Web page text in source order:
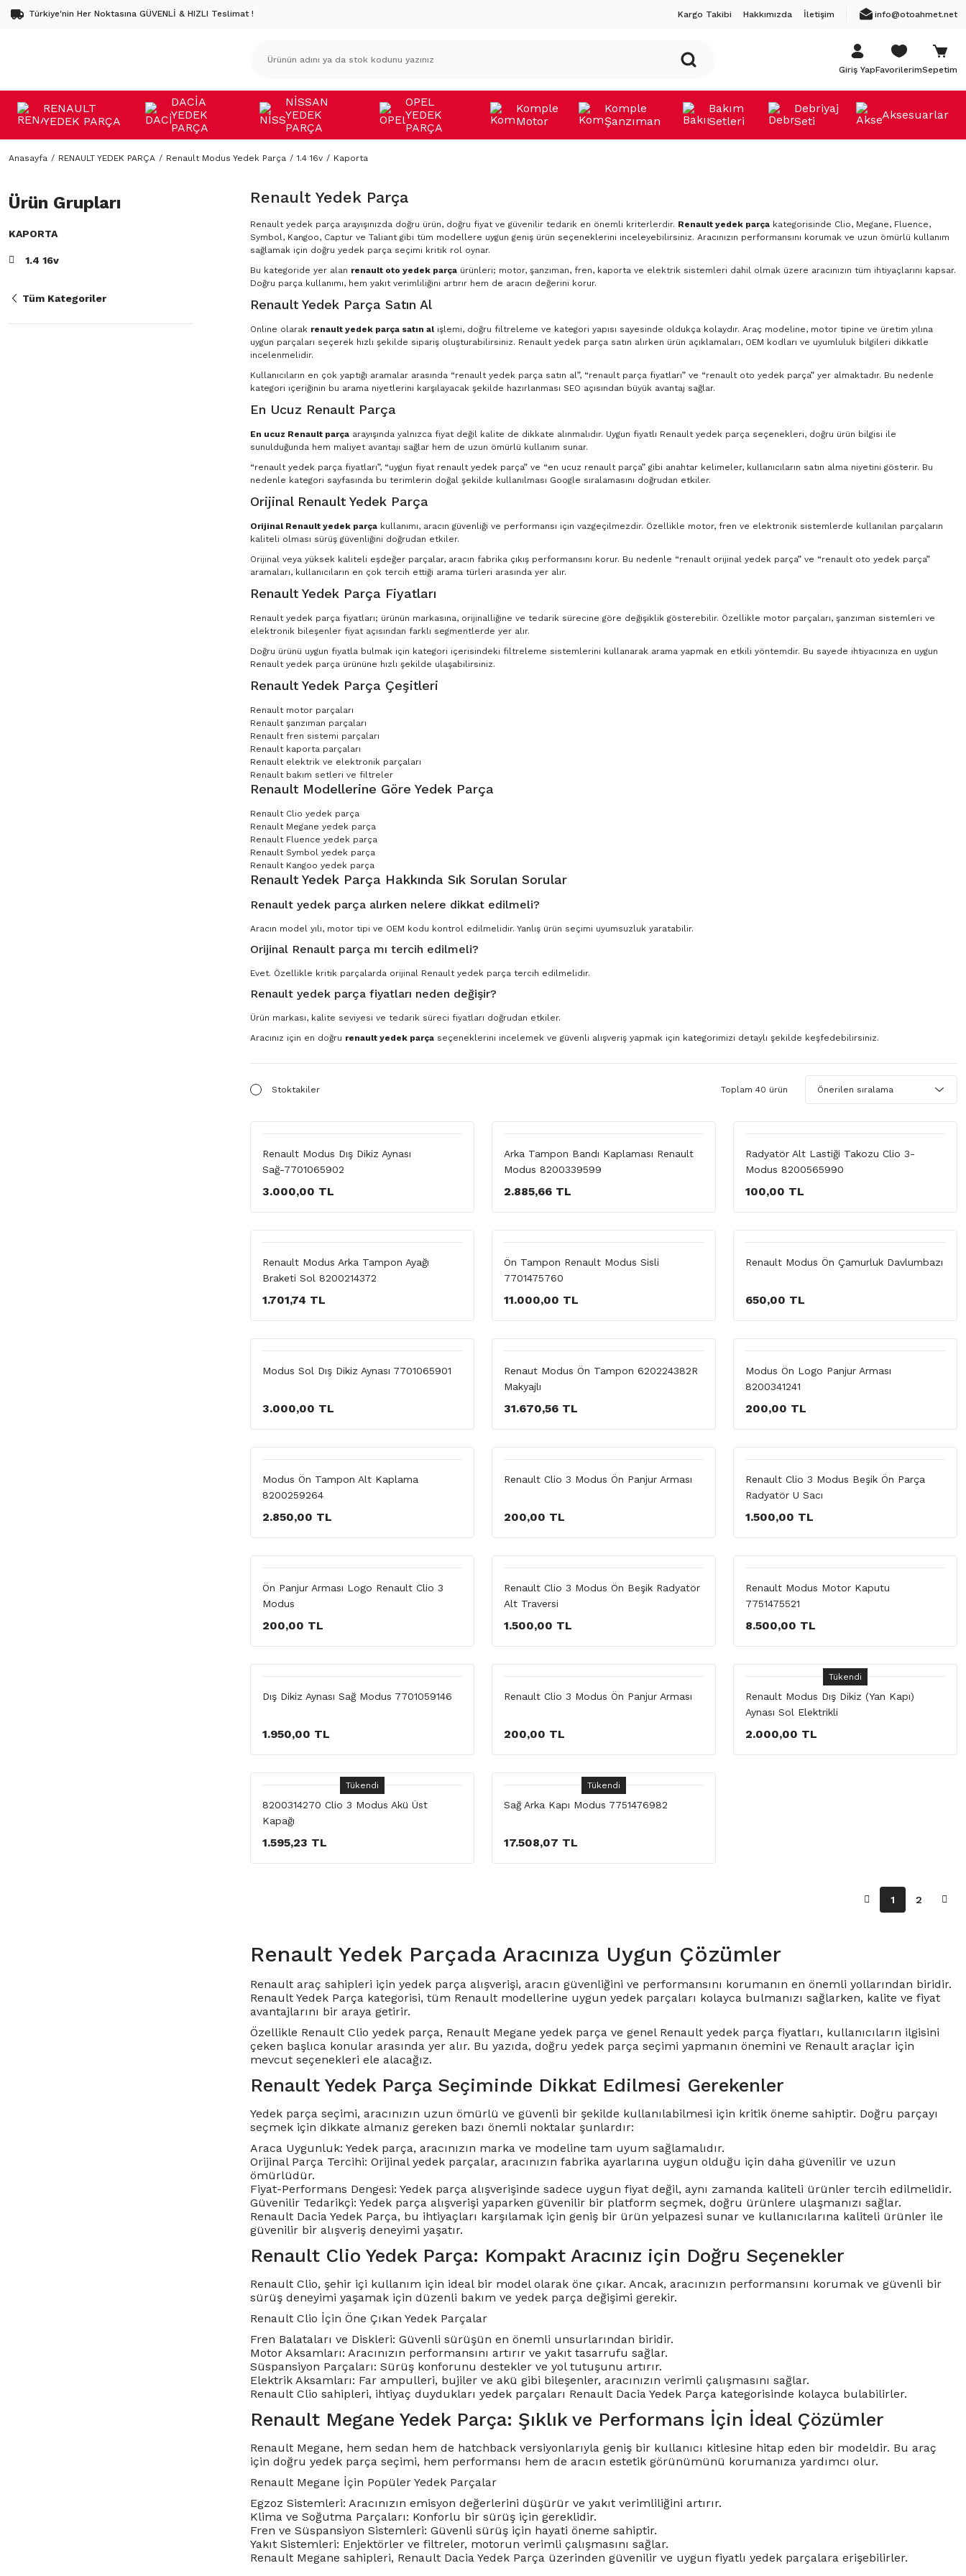
Türkiye'nin Her Noktasına GÜVENLİ & HIZLI Teslimat ! Kargo Takibi Hakkımızda İletişim info@otoahmet.net
Giriş YapFavorilerimSepetim
RENAULT
YEDEK PARÇA
DACİA
YEDEK
PARÇA
NİSSAN
YEDEK
PARÇA
OPEL
YEDEK
PARÇA
Komple
Motor
Komple
Şanzıman
Bakım
Setleri
Debriyaj
Seti
Aksesuarlar
Anasayfa RENAULT YEDEK PARÇA Renault Modus Yedek Parça 1.4 16v Kaporta
Ürün Grupları
KAPORTA
1.4 16v
Tüm Kategoriler
Renault Yedek Parça
Renault yedek parça arayışınızda doğru ürün, doğru fiyat ve güvenilir tedarik en önemli kriterlerdir. Renault yedek parça kategorisinde Clio, Megane, Fluence,
Symbol, Kangoo, Captur ve Taliant gibi tüm modellere uygun geniş ürün seçeneklerini inceleyebilirsiniz. Aracınızın performansını korumak ve uzun ömürlü kullanım
sağlamak için doğru yedek parça seçimi kritik rol oynar.
Bu kategoride yer alan renault oto yedek parça ürünleri; motor, şanzıman, fren, kaporta ve elektrik sistemleri dahil olmak üzere aracınızın tüm ihtiyaçlarını kapsar.
Doğru parça kullanımı, hem yakıt verimliliğini artırır hem de aracın değerini korur.
Renault Yedek Parça Satın Al
Online olarak renault yedek parça satın al işlemi, doğru filtreleme ve kategori yapısı sayesinde oldukça kolaydır. Araç modeline, motor tipine ve üretim yılına
uygun parçaları seçerek hızlı şekilde sipariş oluşturabilirsiniz. Renault yedek parça satın alırken ürün açıklamaları, OEM kodları ve uyumluluk bilgileri dikkatle
incelenmelidir.
Kullanıcıların en çok yaptığı aramalar arasında “renault yedek parça satın al”, “renault parça fiyatları” ve “renault oto yedek parça” yer almaktadır. Bu nedenle
kategori içeriğinin bu arama niyetlerini karşılayacak şekilde hazırlanması SEO açısından büyük avantaj sağlar.
En Ucuz Renault Parça
En ucuz Renault parça arayışında yalnızca fiyat değil kalite de dikkate alınmalıdır. Uygun fiyatlı Renault yedek parça seçenekleri, doğru ürün bilgisi ile
sunulduğunda hem maliyet avantajı sağlar hem de uzun ömürlü kullanım sunar.
“renault yedek parça fiyatları”, “uygun fiyat renault yedek parça” ve “en ucuz renault parça” gibi anahtar kelimeler, kullanıcıların satın alma niyetini gösterir. Bu
nedenle kategori sayfasında bu terimlerin doğal şekilde kullanılması Google sıralamasını doğrudan etkiler.
Orijinal Renault Yedek Parça
Orijinal Renault yedek parça kullanımı, aracın güvenliği ve performansı için vazgeçilmezdir. Özellikle motor, fren ve elektronik sistemlerde kullanılan parçaların
kaliteli olması sürüş güvenliğini doğrudan etkiler.
Orijinal veya yüksek kaliteli eşdeğer parçalar, aracın fabrika çıkış performansını korur. Bu nedenle “renault orijinal yedek parça” ve “renault oto yedek parça”
aramaları, kullanıcıların en çok tercih ettiği arama türleri arasında yer alır.
Renault Yedek Parça Fiyatları
Renault yedek parça fiyatları; ürünün markasına, orijinalliğine ve tedarik sürecine göre değişiklik gösterebilir. Özellikle motor parçaları, şanzıman sistemleri ve
elektronik bileşenler fiyat açısından farklı segmentlerde yer alır.
Doğru ürünü uygun fiyatla bulmak için kategori içerisindeki filtreleme sistemlerini kullanarak arama yapmak en etkili yöntemdir. Bu sayede ihtiyacınıza en uygun
Renault yedek parça ürününe hızlı şekilde ulaşabilirsiniz.
Renault Yedek Parça Çeşitleri
Renault motor parçaları
Renault şanzıman parçaları
Renault fren sistemi parçaları
Renault kaporta parçaları
Renault elektrik ve elektronik parçaları
Renault bakım setleri ve filtreler
Renault Modellerine Göre Yedek Parça
Renault Clio yedek parça
Renault Megane yedek parça
Renault Fluence yedek parça
Renault Symbol yedek parça
Renault Kangoo yedek parça
Renault Yedek Parça Hakkında Sık Sorulan Sorular
Renault yedek parça alırken nelere dikkat edilmeli?
Aracın model yılı, motor tipi ve OEM kodu kontrol edilmelidir. Yanlış ürün seçimi uyumsuzluk yaratabilir.
Orijinal Renault parça mı tercih edilmeli?
Evet. Özellikle kritik parçalarda orijinal Renault yedek parça tercih edilmelidir.
Renault yedek parça fiyatları neden değişir?
Ürün markası, kalite seviyesi ve tedarik süreci fiyatları doğrudan etkiler.
Aracınız için en doğru renault yedek parça seçeneklerini incelemek ve güvenli alışveriş yapmak için kategorimizi detaylı şekilde keşfedebilirsiniz.
Stoktakiler Toplam 40 ürün
Renault Modus Dış Dikiz Aynası
Sağ-7701065902
3.000,00 TL
Arka Tampon Bandı Kaplaması Renault
Modus 8200339599
2.885,66 TL
Radyatör Alt Lastiği Takozu Clio 3-
Modus 8200565990
100,00 TL
Renault Modus Arka Tampon Ayağı
Braketi Sol 8200214372
1.701,74 TL
Ön Tampon Renault Modus Sisli
7701475760
11.000,00 TL
Renault Modus Ön Çamurluk Davlumbazı
650,00 TL
Modus Sol Dış Dikiz Aynası 7701065901
3.000,00 TL
Renaut Modus Ön Tampon 620224382R
Makyajlı
31.670,56 TL
Modus Ön Logo Panjur Arması
8200341241
200,00 TL
Modus Ön Tampon Alt Kaplama
8200259264
2.850,00 TL
Renault Clio 3 Modus Ön Panjur Arması
200,00 TL
Renault Clio 3 Modus Beşik Ön Parça
Radyatör U Sacı
1.500,00 TL
Ön Panjur Arması Logo Renault Clio 3
Modus
200,00 TL
Renault Clio 3 Modus Ön Beşik Radyatör
Alt Traversi
1.500,00 TL
Renault Modus Motor Kaputu
7751475521
8.500,00 TL
Dış Dikiz Aynası Sağ Modus 7701059146
1.950,00 TL
Renault Clio 3 Modus Ön Panjur Arması
200,00 TL
Tükendi
Renault Modus Dış Dikiz (Yan Kapı)
Aynası Sol Elektrikli
2.000,00 TL
Tükendi
8200314270 Clio 3 Modus Akü Üst
Kapağı
1.595,23 TL
Tükendi
Sağ Arka Kapı Modus 7751476982
17.508,07 TL
1 2
Renault Yedek Parçada Aracınıza Uygun Çözümler
Renault araç sahipleri için yedek parça alışverişi, aracın güvenliğini ve performansını korumanın en önemli yollarından biridir.
Renault Yedek Parça kategorisi, tüm Renault modellerine uygun yedek parçaları kolayca bulmanızı sağlarken, kalite ve fiyat
avantajlarını bir araya getirir.
Özellikle Renault Clio yedek parça, Renault Megane yedek parça ve genel Renault yedek parça fiyatları, kullanıcıların ilgisini
çeken başlıca konular arasında yer alır. Bu yazıda, doğru yedek parça seçimi yapmanın önemini ve Renault araçlar için
mevcut seçenekleri ele alacağız.
Renault Yedek Parça Seçiminde Dikkat Edilmesi Gerekenler
Yedek parça seçimi, aracınızın uzun ömürlü ve güvenli bir şekilde kullanılabilmesi için kritik öneme sahiptir. Doğru parçayı
seçmek için dikkate almanız gereken bazı önemli noktalar şunlardır:
Araca Uygunluk: Yedek parça, aracınızın marka ve modeline tam uyum sağlamalıdır.
Orijinal Parça Tercihi: Orijinal yedek parçalar, aracınızın fabrika ayarlarına uygun olduğu için daha güvenilir ve uzun
ömürlüdür.
Fiyat-Performans Dengesi: Yedek parça alışverişinde sadece uygun fiyat değil, aynı zamanda kaliteli ürünler tercih edilmelidir.
Güvenilir Tedarikçi: Yedek parça alışverişi yaparken güvenilir bir platform seçmek, doğru ürünlere ulaşmanızı sağlar.
Renault Dacia Yedek Parça, bu ihtiyaçları karşılamak için geniş bir ürün yelpazesi sunar ve kullanıcılarına kaliteli ürünler ile
güvenilir bir alışveriş deneyimi yaşatır.
Renault Clio Yedek Parça: Kompakt Aracınız için Doğru Seçenekler
Renault Clio, şehir içi kullanım için ideal bir model olarak öne çıkar. Ancak, aracınızın performansını korumak ve güvenli bir
sürüş deneyimi yaşamak için düzenli bakım ve yedek parça değişimi gerekir.
Renault Clio İçin Öne Çıkan Yedek Parçalar
Fren Balataları ve Diskleri: Güvenli sürüşün en önemli unsurlarından biridir.
Motor Aksamları: Aracınızın performansını artırır ve yakıt tasarrufu sağlar.
Süspansiyon Parçaları: Sürüş konforunu destekler ve yol tutuşunu artırır.
Elektrik Aksamları: Far ampulleri, bujiler ve akü gibi bileşenler, aracınızın verimli çalışmasını sağlar.
Renault Clio sahipleri, ihtiyaç duydukları yedek parçaları Renault Dacia Yedek Parça kategorisinde kolayca bulabilirler.
Renault Megane Yedek Parça: Şıklık ve Performans İçin İdeal Çözümler
Renault Megane, hem sedan hem de hatchback versiyonlarıyla geniş bir kullanıcı kitlesine hitap eden bir modeldir. Bu araç
için doğru yedek parça seçimi, hem performansı hem de aracın estetik görünümünü korumanıza yardımcı olur.
Renault Megane İçin Popüler Yedek Parçalar
Egzoz Sistemleri: Aracınızın emisyon değerlerini düşürür ve yakıt verimliliğini artırır.
Klima ve Soğutma Parçaları: Konforlu bir sürüş için gereklidir.
Fren ve Süspansiyon Sistemleri: Güvenli sürüş için hayati öneme sahiptir.
Yakıt Sistemleri: Enjektörler ve filtreler, motorun verimli çalışmasını sağlar.
Renault Megane sahipleri, Renault Dacia Yedek Parça üzerinden güvenilir ve uygun fiyatlı yedek parçalara erişebilirler.